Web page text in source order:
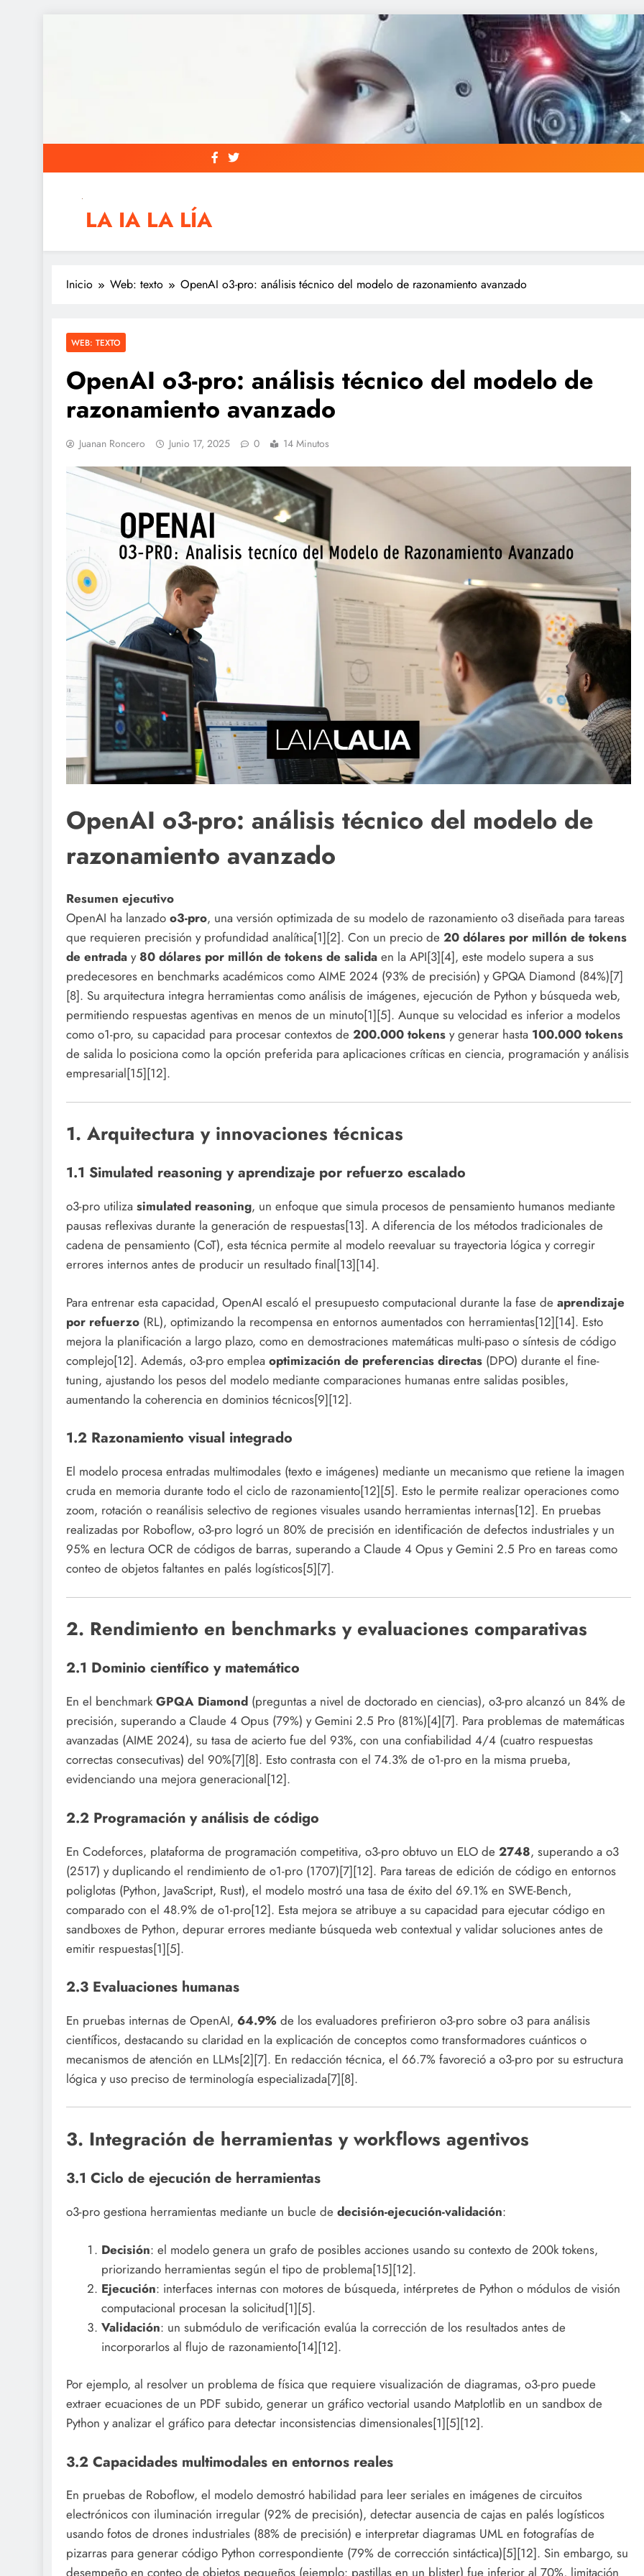
LA IA LA LÍA
IAs AIs, Automation y otras siglas raras
Inicio Web: texto OpenAI o3-pro: análisis técnico del modelo de razonamiento avanzado
WEB: TEXTO
OpenAI o3-pro: análisis técnico del modelo de
razonamiento avanzado
Juanan Roncero Junio 17, 2025 0 14 Minutos
OpenAI o3-pro: análisis técnico del modelo de
razonamiento avanzado
Resumen ejecutivo
OpenAI ha lanzado o3-pro, una versión optimizada de su modelo de razonamiento o3 diseñada para tareas
que requieren precisión y profundidad analítica[1][2]. Con un precio de 20 dólares por millón de tokens
de entrada y 80 dólares por millón de tokens de salida en la API[3][4], este modelo supera a sus
predecesores en benchmarks académicos como AIME 2024 (93% de precisión) y GPQA Diamond (84%)[7]
[8]. Su arquitectura integra herramientas como análisis de imágenes, ejecución de Python y búsqueda web,
permitiendo respuestas agentivas en menos de un minuto[1][5]. Aunque su velocidad es inferior a modelos
como o1-pro, su capacidad para procesar contextos de 200.000 tokens y generar hasta 100.000 tokens
de salida lo posiciona como la opción preferida para aplicaciones críticas en ciencia, programación y análisis
empresarial[15][12].
1. Arquitectura y innovaciones técnicas
1.1 Simulated reasoning y aprendizaje por refuerzo escalado
o3-pro utiliza simulated reasoning, un enfoque que simula procesos de pensamiento humanos mediante
pausas reflexivas durante la generación de respuestas[13]. A diferencia de los métodos tradicionales de
cadena de pensamiento (CoT), esta técnica permite al modelo reevaluar su trayectoria lógica y corregir
errores internos antes de producir un resultado final[13][14].
Para entrenar esta capacidad, OpenAI escaló el presupuesto computacional durante la fase de aprendizaje
por refuerzo (RL), optimizando la recompensa en entornos aumentados con herramientas[12][14]. Esto
mejora la planificación a largo plazo, como en demostraciones matemáticas multi-paso o síntesis de código
complejo[12]. Además, o3-pro emplea optimización de preferencias directas (DPO) durante el fine-
tuning, ajustando los pesos del modelo mediante comparaciones humanas entre salidas posibles,
aumentando la coherencia en dominios técnicos[9][12].
1.2 Razonamiento visual integrado
El modelo procesa entradas multimodales (texto e imágenes) mediante un mecanismo que retiene la imagen
cruda en memoria durante todo el ciclo de razonamiento[12][5]. Esto le permite realizar operaciones como
zoom, rotación o reanálisis selectivo de regiones visuales usando herramientas internas[12]. En pruebas
realizadas por Roboflow, o3-pro logró un 80% de precisión en identificación de defectos industriales y un
95% en lectura OCR de códigos de barras, superando a Claude 4 Opus y Gemini 2.5 Pro en tareas como
conteo de objetos faltantes en palés logísticos[5][7].
2. Rendimiento en benchmarks y evaluaciones comparativas
2.1 Dominio científico y matemático
En el benchmarkGPQA Diamond (preguntas a nivel de doctorado en ciencias), o3-pro alcanzó un 84% de
precisión, superando a Claude 4 Opus (79%) y Gemini 2.5 Pro (81%)[4][7]. Para problemas de matemáticas
avanzadas (AIME 2024), su tasa de acierto fue del 93%, con una confiabilidad 4/4 (cuatro respuestas
correctas consecutivas) del 90%[7][8]. Esto contrasta con el 74.3% de o1-pro en la misma prueba,
evidenciando una mejora generacional[12].
2.2 Programación y análisis de código
En Codeforces, plataforma de programación competitiva, o3-pro obtuvo un ELO de 2748, superando a o3
(2517) y duplicando el rendimiento de o1-pro (1707)[7][12]. Para tareas de edición de código en entornos
poliglotas (Python, JavaScript, Rust), el modelo mostró una tasa de éxito del 69.1% en SWE-Bench,
comparado con el 48.9% de o1-pro[12]. Esta mejora se atribuye a su capacidad para ejecutar código en
sandboxes de Python, depurar errores mediante búsqueda web contextual y validar soluciones antes de
emitir respuestas[1][5].
2.3 Evaluaciones humanas
En pruebas internas de OpenAI, 64.9% de los evaluadores prefirieron o3-pro sobre o3 para análisis
científicos, destacando su claridad en la explicación de conceptos como transformadores cuánticos o
mecanismos de atención en LLMs[2][7]. En redacción técnica, el 66.7% favoreció a o3-pro por su estructura
lógica y uso preciso de terminología especializada[7][8].
3. Integración de herramientas y workflows agentivos
3.1 Ciclo de ejecución de herramientas
o3-pro gestiona herramientas mediante un bucle de decisión-ejecución-validación:
Decisión: el modelo genera un grafo de posibles acciones usando su contexto de 200k tokens,
priorizando herramientas según el tipo de problema[15][12].
Ejecución: interfaces internas con motores de búsqueda, intérpretes de Python o módulos de visión
computacional procesan la solicitud[1][5].
Validación: un submódulo de verificación evalúa la corrección de los resultados antes de
incorporarlos al flujo de razonamiento[14][12].
Por ejemplo, al resolver un problema de física que requiere visualización de diagramas, o3-pro puede
extraer ecuaciones de un PDF subido, generar un gráfico vectorial usando Matplotlib en un sandbox de
Python y analizar el gráfico para detectar inconsistencias dimensionales[1][5][12].
3.2 Capacidades multimodales en entornos reales
En pruebas de Roboflow, el modelo demostró habilidad para leer seriales en imágenes de circuitos
electrónicos con iluminación irregular (92% de precisión), detectar ausencia de cajas en palés logísticos
usando fotos de drones industriales (88% de precisión) e interpretar diagramas UML en fotografías de
pizarras para generar código Python correspondiente (79% de corrección sintáctica)[5][12]. Sin embargo, su